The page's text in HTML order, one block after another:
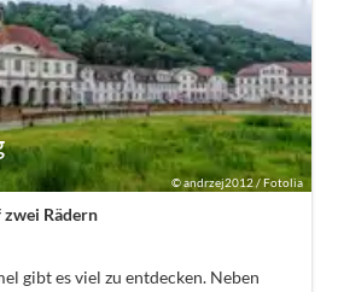
©andrzej2012 / Fotolia
zwei Rädern
gibt es viel zu entdecken. Neben